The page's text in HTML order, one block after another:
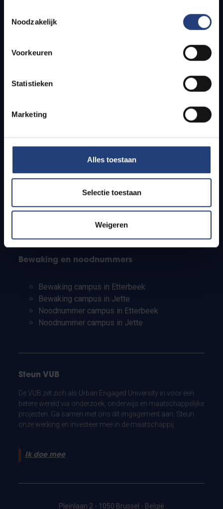
Noodzakelijk
Voorkeuren
Statistieken
Marketing
Alles toestaan
Selectie toestaan
Weigeren
Snel naar
Bereikbaarheid
Studenten
PhD-studenten
Leerkrachten en secundaire scholen
Bewaking en noodnummers
Bewaking campus in Etterbeek
Bewaking campus in Jette
Noodnummer campus in Etterbeek
Noodnummer campus in Jette
Steun VUB
De VUB zet zich als Urban Engaged University in voor een
betere wereld via onderzoek, onderwijs en maatschappelijke
projecten. Ga samen met ons dit engagement aan. Steun
onze werking en investeer mee in de maatschappij.
Ik doe mee
Pleinlaan 2 - 1050 Brussel - België